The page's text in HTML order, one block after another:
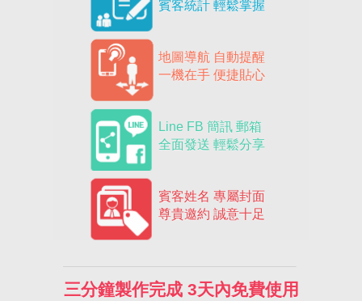
賓客統計 輕鬆掌握
地圖導航 自動提醒
一機在手 便捷貼心
Line FB 簡訊 郵箱
全面發送 輕鬆分享
賓客姓名 專屬封面
尊貴邀約 誠意十足
三分鐘製作完成 3天內免費使用